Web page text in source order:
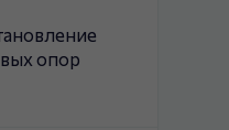
опор